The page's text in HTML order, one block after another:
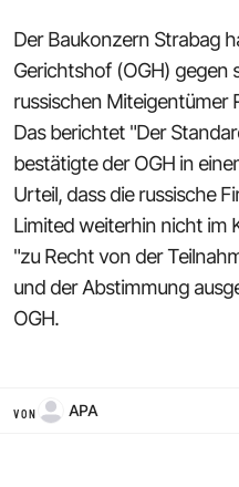
Der Baukonzern Strabag
Gerichtshof (OGH) gegen
russischen Miteigentümer
Das berichtet "Der
bestätigte der OGH in
Urteil, dass die russische
Limited weiterhin nicht im
"zu Recht von der
und der Abstimmung
OGH.
VON APA